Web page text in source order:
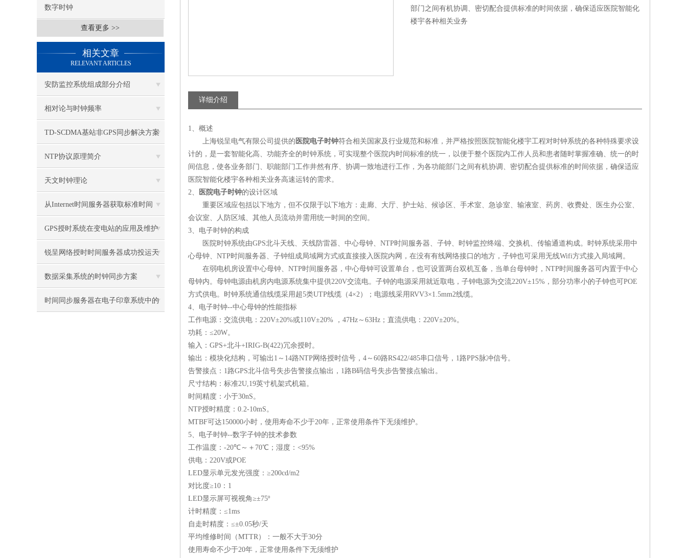
数字时钟
查看更多 >>
相关文章
RELEVANT ARTICLES
安防监控系统组成部分介绍
相对论与时钟频率
TD-SCDMA基站非GPS同步解决方案
研究二
NTP协议原理简介
天文时钟理论
从Internet时间服务器获取标准时间
GPS授时系统在变电站的应用及维护
保养（2）
锐呈网络授时时间服务器成功投运天
津联通
数据采集系统的时钟同步方案
时间同步服务器在电子印章系统中的
部门之间有机协调、密切配合提供标准的时间依据，确保适应医院智能化
楼宇各种相关业务
详细介绍
1、概述
上海锐呈电气有限公司提供的 医院电子时钟符合相关国家及行业规范和标准，并严格按照医院智能化楼宇工程对时钟系统的各种特殊要求设
计的，是一套智能化高、功能齐全的时钟系统，可实现整个医院内时间标准的统一，以便于整个医院内工作人员和患者随时掌握准确、统一的时
间信息，使各业务部门、职能部门工作井然有序、协调一致地进行工作，为各功能部门之间有机协调、密切配合提供标准的时间依据，确保适应
医院智能化楼宇各种相关业务高速运转的需求。
2、 医院电子时钟的设计区域
重要区域应包括以下地方，但不仅限于以下地方：走廊、大厅、护士站、候诊区、手术室、急诊室、输液室、药房、收费处、医生办公室、
会议室、人防区域、其他人员流动并需用统一时间的空间。
3、电子时钟的构成
医院时钟系统由GPS北斗天线、天线防雷器、中心母钟、 NTP时间服务器、子钟、时钟监控终端、交换机、传输通道构成。时钟系统采用中
心母钟、 NTP时间服务器、子钟组成局域网方式或直接接入医院内网，在没有有线网络接口的地方，子钟也可采用无线Wifi方式接入局域网。
在弱电机房设置中心母钟、 NTP时间服务器，中心母钟可设置单台，也可设置两台双机互备，当单台母钟时， NTP时间服务器可内置于中心
母钟内。母钟电源由机房内电源系统集中提供220V交流电。子钟的电源采用就近取电，子钟电源为交流220V±15% ，部分功率小的子钟也可POE
方式供电。时钟系统通信线缆采用超5类UTP线缆（4×2）；电源线采用RVV3×1.5mm2线缆。
4、电子时钟--中心母钟的性能指标
工作电源：交流供电： 220V±20%或110V±20% ， 47Hz ～ 63Hz ；直流供电： 220V±20%。
功耗：≤20W。
输入： GPS+北斗+IRIG-B(422)冗余授时。
输出：模块化结构，可输出 1 ～ 14路NTP 网络授时信号， 4 ～ 60路RS422/485串口信号， 1路PPS脉冲信号。
告警接点： 1路GPS北斗信号失步告警接点输出， 1路B码信号失步告警接点输出。
尺寸结构：标准2U,19英寸机架式机箱。
时间精度：小于30nS。
NTP授时精度： 0.2-10mS。
MTBF可达150000小时，使用寿命不少于20年，正常使用条件下无须维护。
5、电子时钟--数字子钟的技术参数
工作温度： -20℃～＋ 70℃；湿度： <95%
供电： 220V或POE
LED显示单元发光强度：≥200cd/m2
对比度≥10 ： 1
LED显示屏可视视角≥±75º
计时精度：≤1ms
自走时精度：≤±0.05秒/天
平均维修时间（MTTR）：一般不大于30分
使用寿命不少于20年，正常使用条件下无须维护